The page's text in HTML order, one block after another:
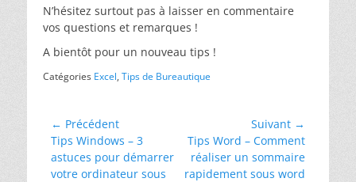
N’hésitez surtout pas à laisser en commentaire
vos questions et remarques !
A bientôt pour un nouveau tips !
Catégories Excel, Tips de Bureautique
Navigation
de
l’article
← Précédent
Article
précédent :
Tips Windows – 3
astuces pour démarrer
votre ordinateur sous
Suivant →
Article
suivant :
Tips Word – Comment
réaliser un sommaire
rapidement sous word